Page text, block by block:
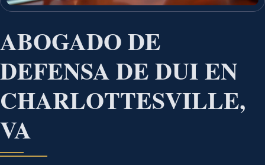
ABOGADO DE
DEFENSA DE DUI EN
CHARLOTTESVILLE,
VA